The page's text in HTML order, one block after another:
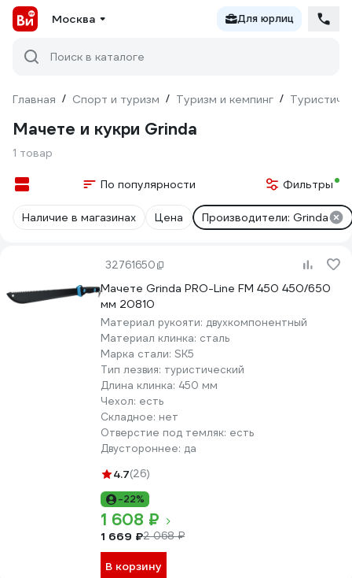
Москва Для юрлиц
Поиск в каталоге
Главная / Спорт и туризм / Туризм и кемпинг /
Мачете и кукри Grinda
1 товар
По популярности Фильтры
Наличие в магазинах Цена Производители: Grinda
32761650
Мачете Grinda PRO-Line FM 450 450/650
мм 20810
Материал рукояти: двухкомпонентный
Материал клинка: сталь
Марка стали: SK5
Тип лезвия: туристический
Длина клинка: 450 мм
Чехол: есть
Складное: нет
Отверстие под темляк: есть
Двустороннее: да
4.7(26)
-22%
1 608 ₽
1 669 ₽2 068 ₽
В корзину